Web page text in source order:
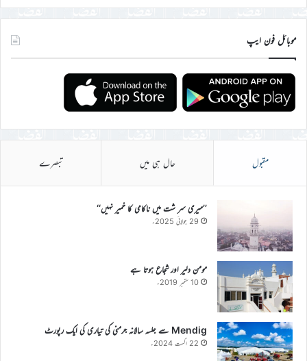
موبائل فون ایپ
مقبول حال ہی میں تبصرے
’’میری سر شت میں ناکامی کا خمیر نہیں‘‘
29 جولائی 2025ء
مومن دلیر اور شجاع ہوتا ہے
10 ستمبر 2019ء
Mendig سے جلسہ سالانہ جرمنی کی تیاری کی ایک رپورٹ
22 اگست 2024ء